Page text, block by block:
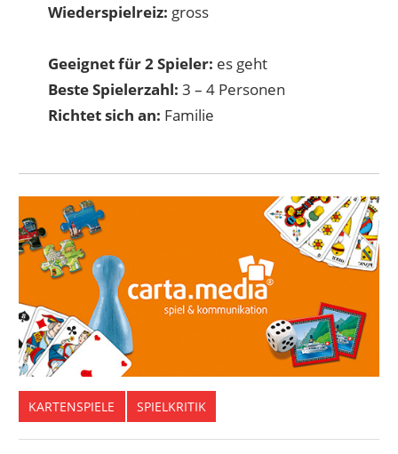
Wiederspielreiz: gross
Geeignet für 2 Spieler: es geht
Beste Spielerzahl: 3 – 4 Personen
Richtet sich an: Familie
KARTENSPIELE SPIELKRITIK